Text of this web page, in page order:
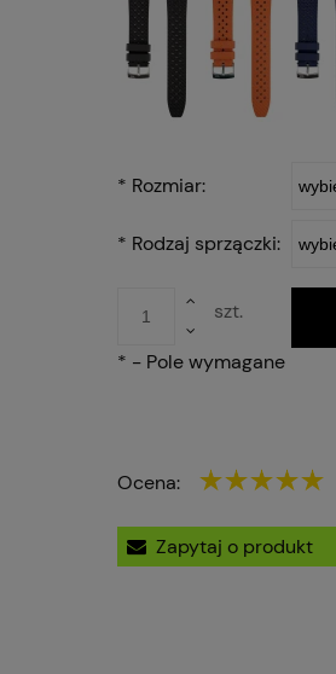
* Rozmiar:
* Rodzaj sprzączki:
szt.
* - Pole wymagane
Ocena:
Zapytaj o produkt